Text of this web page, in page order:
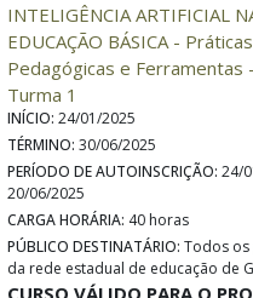
INTELIGÊNCIA ARTIFICIAL
EDUCAÇÃO BÁSICA - Práticas
Pedagógicas e Ferramentas
Turma 1
INÍCIO: 24/01/2025
TÉRMINO: 30/06/2025
PERÍODO DE AUTOINSCRIÇÃO: 24/
20/06/2025
CARGA HORÁRIA: 40 horas
PÚBLICO DESTINATÁRIO: Todos
da rede estadual de educação de
CURSO VÁLIDO PARA O